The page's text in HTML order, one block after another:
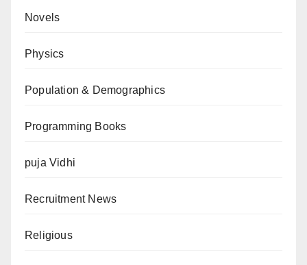
Novels
Physics
Population & Demographics
Programming Books
puja Vidhi
Recruitment News
Religious